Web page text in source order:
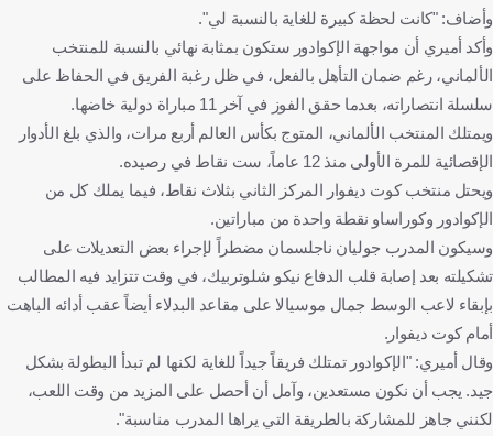
وأضاف: "كانت لحظة كبيرة للغاية بالنسبة لي".
وأكد أميري أن مواجهة الإكوادور ستكون بمثابة نهائي بالنسبة للمنتخب
الألماني، رغم ضمان التأهل بالفعل، في ظل رغبة الفريق في الحفاظ على
سلسلة انتصاراته، بعدما حقق الفوز في آخر 11 مباراة دولية خاضها.
ويمتلك المنتخب الألماني، المتوج بكأس العالم أربع مرات، والذي بلغ الأدوار
الإقصائية للمرة الأولى منذ 12 عاماً، ست نقاط في رصيده.
ويحتل منتخب كوت ديفوار المركز الثاني بثلاث نقاط، فيما يملك كل من
الإكوادور وكوراساو نقطة واحدة من مباراتين.
وسيكون المدرب جوليان ناجلسمان مضطراً لإجراء بعض التعديلات على
تشكيلته بعد إصابة قلب الدفاع نيكو شلوتربيك، في وقت تتزايد فيه المطالب
بإبقاء لاعب الوسط جمال موسيالا على مقاعد البدلاء أيضاً عقب أدائه الباهت
أمام كوت ديفوار.
وقال أميري: "الإكوادور تمتلك فريقاً جيداً للغاية لكنها لم تبدأ البطولة بشكل
جيد. يجب أن نكون مستعدين، وآمل أن أحصل على المزيد من وقت اللعب،
لكنني جاهز للمشاركة بالطريقة التي يراها المدرب مناسبة".